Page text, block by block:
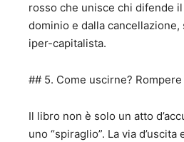
rosso che unisce chi difende
dominio e dalla cancellazione,
iper-capitalista.
## 5. Come uscirne?
Il libro non è solo un atto
uno “spiraglio”. La via